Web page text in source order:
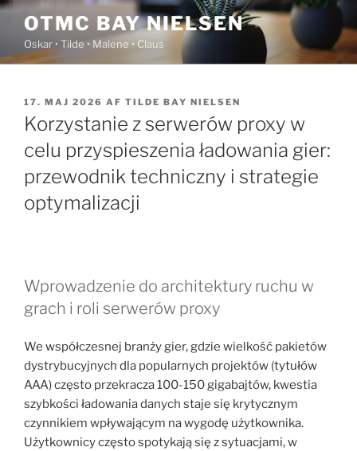
Videre
indhold
OTMC BAY NIELSEN
Oskar • Tilde • Malene • Claus
UDGIVET
DEN
17. MAJ 2026 AF TILDE BAY NIELSEN
Korzystanie z serwerów proxy w
celu przyspieszenia ładowania gier:
przewodnik techniczny i strategie
optymalizacji
Wprowadzenie do architektury ruchu w
grach i roli serwerów proxy
We współczesnej branży gier, gdzie wielkość pakietów
dystrybucyjnych dla popularnych projektów (tytułów
AAA) często przekracza 100-150 gigabajtów, kwestia
szybkości ładowania danych staje się krytycznym
czynnikiem wpływającym na wygodę użytkownika.
Użytkownicy często spotykają się z sytuacjami, w